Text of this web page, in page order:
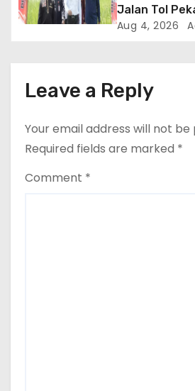
Jalan Tol
Dukung Pacu
Aug 4, 2026
Leave a Reply
Your email address will not be
Required fields are marked *
Comment *